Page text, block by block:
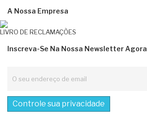
A Nossa Empresa
LIVRO DE RECLAMAÇÕES
Inscreva-Se Na Nossa Newsletter Agora
Controle sua privacidade